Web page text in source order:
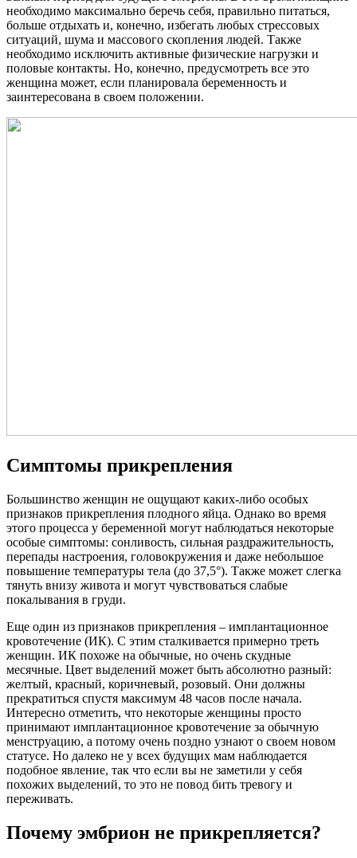
необходимо максимально беречь себя, правильно питаться,
больше отдыхать и, конечно, избегать любых стрессовых
ситуаций, шума и массового скопления людей. Также
необходимо исключить активные физические нагрузки и
половые контакты. Но, конечно, предусмотреть все это
женщина может, если планировала беременность и
заинтересована в своем положении.
Симптомы прикрепления
Большинство женщин не ощущают каких-либо особых
признаков прикрепления плодного яйца. Однако во время
этого процесса у беременной могут наблюдаться некоторые
особые симптомы: сонливость, сильная раздражительность,
перепады настроения, головокружения и даже небольшое
повышение температуры тела (до 37,5°). Также может слегка
тянуть внизу живота и могут чувствоваться слабые
покалывания в груди.
Еще один из признаков прикрепления – имплантационное
кровотечение (ИК). С этим сталкивается примерно треть
женщин. ИК похоже на обычные, но очень скудные
месячные. Цвет выделений может быть абсолютно разный:
желтый, красный, коричневый, розовый. Они должны
прекратиться спустя максимум 48 часов после начала.
Интересно отметить, что некоторые женщины просто
принимают имплантационное кровотечение за обычную
менструацию, а потому очень поздно узнают о своем новом
статусе. Но далеко не у всех будущих мам наблюдается
подобное явление, так что если вы не заметили у себя
похожих выделений, то это не повод бить тревогу и
переживать.
Почему эмбрион не прикрепляется?